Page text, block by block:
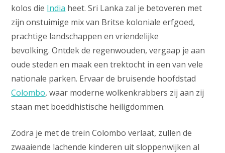
kolos die India heet. Sri Lanka zal je betoveren met
zijn onstuimige mix van Britse koloniale erfgoed,
prachtige landschappen en vriendelijke
bevolking. Ontdek de regenwouden, vergaap je aan
oude steden en maak een trektocht in een van vele
nationale parken. Ervaar de bruisende hoofdstad
Colombo, waar moderne wolkenkrabbers zij aan zij
staan met boeddhistische heiligdommen.
Zodra je met de trein Colombo verlaat, zullen de
zwaaiende lachende kinderen uit sloppenwijken al